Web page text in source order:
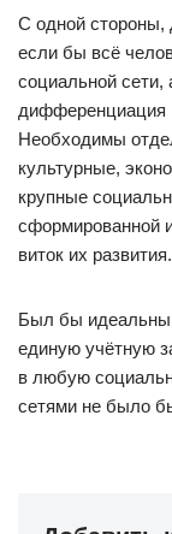
С одной стороны,
если бы всё
социальной сети,
дифференциация
Необходимы
культурные,
крупные
сформированной
виток их развития.
Был бы
единую учётную
в любую
сетями не было